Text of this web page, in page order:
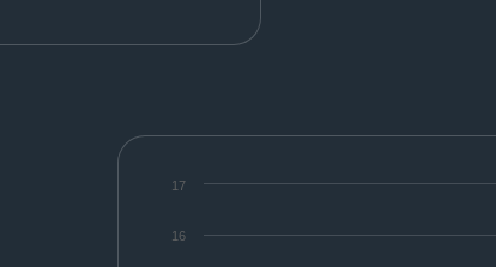
16
17